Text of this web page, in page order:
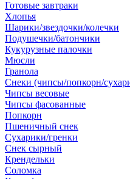
Готовые завтраки
Хлопья
Шарики/звездочки/колечки
Подушечки/батончики
Кукурузные палочки
Мюсли
Гранола
Снеки (чипсы/попкорн/
Чипсы весовые
Чипсы фасованные
Попкорн
Пшеничный снек
Сухарики/гренки
Снек сырный
Крендельки
Соломка